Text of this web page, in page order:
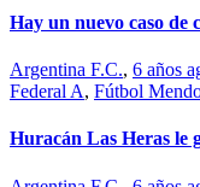
Hay un nuevo caso de
Argentina F.C., 6 años
Federal A, Fútbol
Huracán Las Heras le